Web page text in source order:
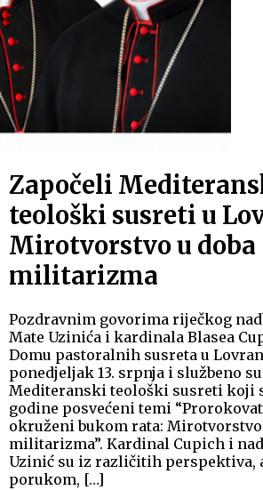
Započeli
teološki susreti u
Mirotvorstvo u doba
militarizma
Pozdravnim govorima riječkog
Mate Uzinića i kardinala Blasea
Domu pastoralnih susreta u
ponedjeljak 13. srpnja i službeno
Mediteranski teološki susreti koji
godine posvećeni temi
okruženi bukom rata: Mirotvorstvo
militarizma”. Kardinal Cupich i
Uzinić su iz različitih perspektiva,
porukom, […]